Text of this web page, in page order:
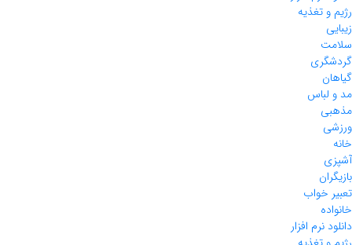
رژیم و تغذیه
زیبایی
سلامت
گردشگری
گیاهان
مد و لباس
مذهبی
ورزشی
خانه
آشپزی
بازیگران
تعبیر خواب
خانواده
دانلود نرم افزار